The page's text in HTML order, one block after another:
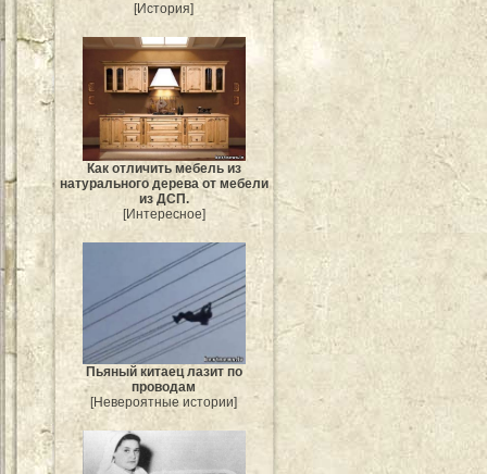
[История]
Как отличить мебель из
натурального дерева от мебели
из ДСП.
[Интересное]
Пьяный китаец лазит по
проводам
[Невероятные истории]